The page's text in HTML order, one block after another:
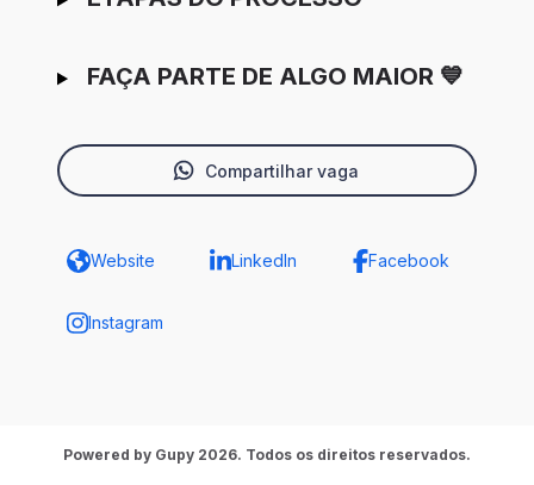
FAÇA PARTE DE ALGO MAIOR 💙
Compartilhar vaga
Website LinkedIn Facebook
Instagram
Powered by Gupy 2026. Todos os direitos reservados.